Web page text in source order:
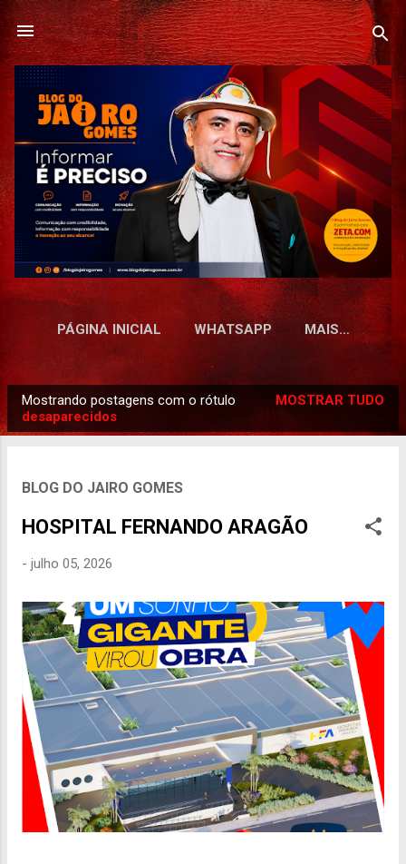
Pular para o conteúdo principal
PÁGINA INICIAL WHATSAPP MAIS…
o
Mostrando postagens com o rótulo
desaparecidos
MOSTRAR TUDO
BLOG DO JAIRO GOMES
HOSPITAL FERNANDO ARAGÃO
- julho 05, 2026